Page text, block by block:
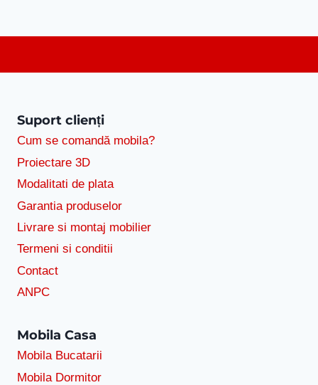
Suport clienți
Cum se comandă mobila?
Proiectare 3D
Modalitati de plata
Garantia produselor
Livrare si montaj mobilier
Termeni si conditii
Contact
ANPC
Mobila Casa
Mobila Bucatarii
Mobila Dormitor